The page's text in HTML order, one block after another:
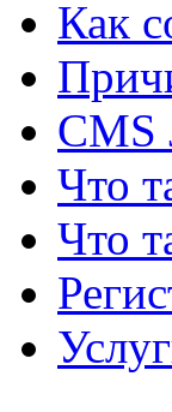
Как
CMS
Что
Что